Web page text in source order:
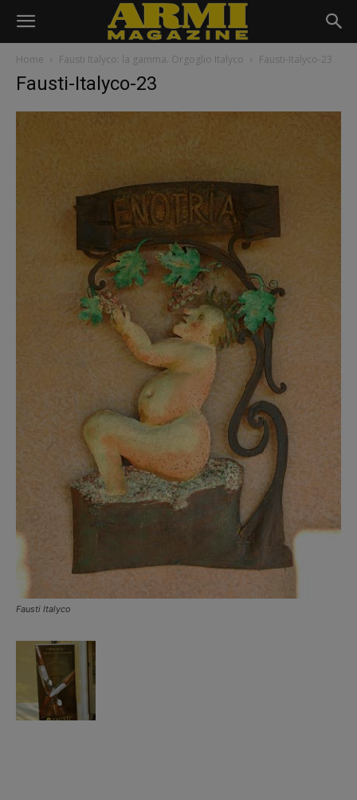
Home Fausti Italyco: la gamma. Orgoglio Italyco Fausti-Italyco-23
Fausti-Italyco-23
Fausti Italyco